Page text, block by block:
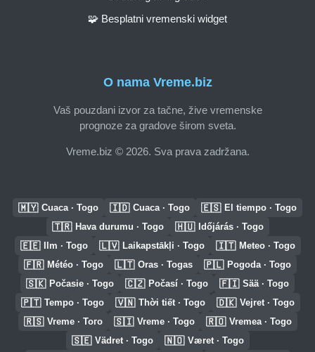
O nama Vreme.biz
Vaš pouzdani izvor za tačne, žive vremenske
prognoze za gradove širom sveta.
Vreme.biz © 2026. Sva prava zadržana.
🧩 Besplatni vremenski widget
🇲🇾 Cuaca · Togo 🇮🇩 Cuaca · Togo 🇪🇸 El tiempo · Togo
🇹🇷 Hava durumu · Togo 🇭🇺 Időjárás · Togo
🇪🇪 Ilm · Togo 🇱🇻 Laikapstākļi · Togo 🇮🇹 Meteo · Togo
🇫🇷 Météo · Togo 🇱🇹 Oras · Togas 🇵🇱 Pogoda · Togo
🇸🇰 Počasie · Togo 🇨🇿 Počasí · Togo 🇫🇮 Sää · Togo
🇵🇹 Tempo · Togo 🇻🇳 Thời tiết · Togo 🇩🇰 Vejret · Togo
🇷🇸 Vreme · Того 🇸🇮 Vreme · Togo 🇷🇴 Vremea · Togo
🇸🇪 Vädret · Togo 🇳🇴 Været · Togo